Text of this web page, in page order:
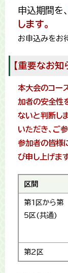
申込期間を、
します。
お申込みをお
【重要なお
本大会のコー
加者の安全性
ないと判断し
いただき、ご
参加者の皆様
び申し上げます
区間
第1区から第
5区(共通)
第2区